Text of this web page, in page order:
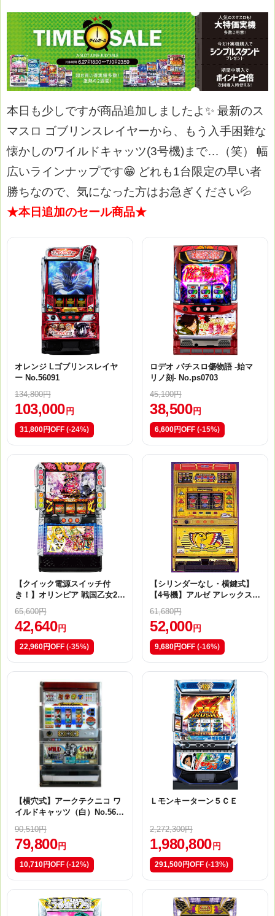
本日も少しですが商品追加しましたよ✨ 最新のス
マスロ ゴブリンスレイヤーから、もう入手困難な
懐かしのワイルドキャッツ(3号機)まで…（笑）
幅
広いラインナップです😁 どれも1台限定の早い者
勝ちなので、気になった方はお急ぎください💦
★本日追加のセール商品★
オレンジ Lゴブリンスレイヤ
ー No.56091
134,800円
103,000 円
31,800円OFF (-24%)
ロデオ パチスロ傷物語 -始マ
リノ刻- No.ps0703
45,100円
38,500 円
6,600円OFF (-15%)
【クイック電源スイッチ付
き！】オリンピア 戦国乙女2～
深淵に輝く気高き将星～ No.2
9019
65,600円
42,640 円
22,960円OFF (-35%)
【シリンダーなし・横鍵式】
【4号機】アルゼ アレックス N
o.56087
61,680円
52,000 円
9,680円OFF (-16%)
【横穴式】アークテクニコ ワ
イルドキャッツ（白）No.5609
90,510円
79,800 円
10,710円OFF (-12%)
Ｌモンキーターン５ＣＥ
2,272,300円
1,980,800 円
291,500円OFF (-13%)